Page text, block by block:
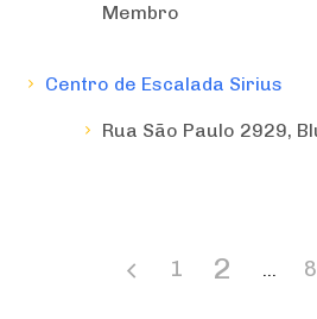
Membro
Centro de Escalada Sirius
Rua São Paulo 2929,
1 2 8